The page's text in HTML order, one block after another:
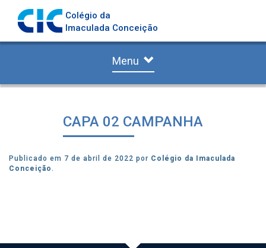
Colégio da
Imaculada Conceição
Menu
CAPA 02 CAMPANHA
Publicado em 7 de abril de 2022 por Colégio da Imaculada
Conceição.